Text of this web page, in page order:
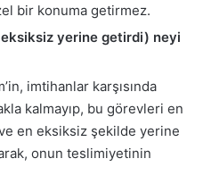
bir konuma getirmez.
eksiksiz yerine getirdi) neyi
imtihanlar karşısında
kalmayıp, bu görevleri en
en eksiksiz şekilde yerine
onun teslimiyetinin